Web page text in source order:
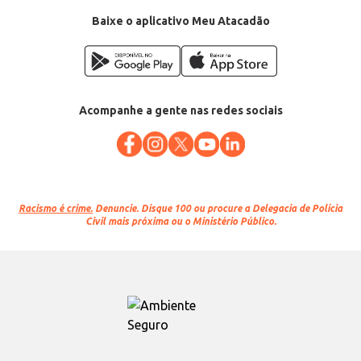
Baixe o aplicativo Meu Atacadão
Acompanhe a gente nas redes sociais
Racismo é crime. Denuncie. Disque 100 ou procure a Delegacia de Polícia
Civil mais próxima ou o Ministério Público.